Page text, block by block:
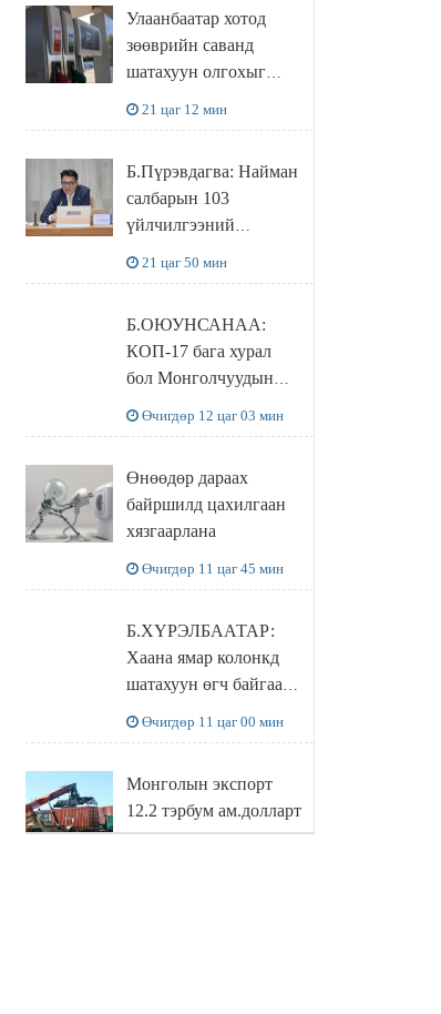
худалдаж авахаар
болжээ
Улаанбаатар хотод
зөөврийн саванд
шатахуун олгохыг
21 цаг 12 мин
Б.Пүрэвдагва: Найман
салбарын 103
үйлчилгээний
нөхцөл бүрдэнэ
21 цаг 50 мин
Б.ОЮУНСАНАА:
КОП-17 бага хурал
бол Монголчуудын
ДЭЛХИЙД
СУРТАЛЧИЛАХ гол
бодлого
Өчигдөр 12 цаг 03 мин
Өнөөдөр дараах
байршилд цахилгаан
хязгаарлана
Өчигдөр 11 цаг 45 мин
Б.ХҮРЭЛБААТАР:
Хаана ямар колонкд
шатахуун өгч байгаа,
боломжтой
Өчигдөр 11 цаг 00 мин
Монголын экспорт
12.2 тэрбум ам.долларт
хүрэв